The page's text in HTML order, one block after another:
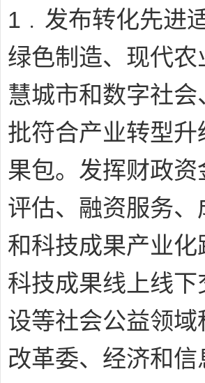
1﹒ 发布转化先进
绿色制造、现代
慧城市和数字社
批符合产业转型
果包。发挥财政
评估、融资服务
和科技成果产业
科技成果线上线
设等社会公益领
改革委、经济和